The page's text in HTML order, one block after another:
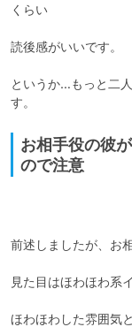
くらい
読後感がいいです。
というか…もっと二
す。
お相手役の彼
ので注意
前述しましたが、お
見た目はほわほわ系
ほわほわした雰囲気